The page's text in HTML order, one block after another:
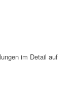
im Detail auf